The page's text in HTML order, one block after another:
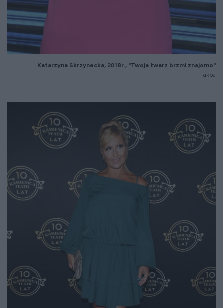
Katarzyna Skrzynecka, 2018r., "Twoja twarz brzmi znajomo"
akpa